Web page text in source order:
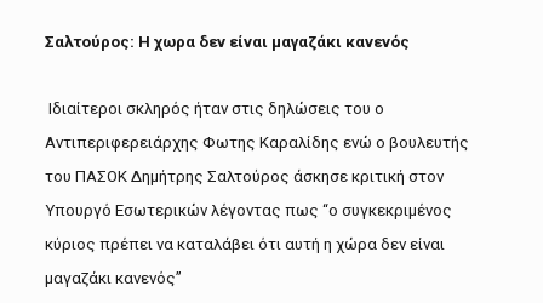
Σαλτούρος: Η χωρα δεν είναι μαγαζάκι κανενός
Ιδιαίτεροι σκληρός ήταν στις δηλώσεις του ο
Αντιπεριφερειάρχης Φωτης Καραλίδης ενώ ο βουλευτής
του ΠΑΣΟΚ Δημήτρης Σαλτούρος άσκησε κριτική στον
Υπουργό Εσωτερικών λέγοντας πως “ο συγκεκριμένος
κύριος πρέπει να καταλάβει ότι αυτή η χώρα δεν είναι
μαγαζάκι κανενός”